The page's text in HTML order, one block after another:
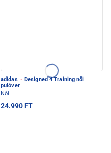
adidas · Designed 4 Training női
pulóver
Női
24.990 FT